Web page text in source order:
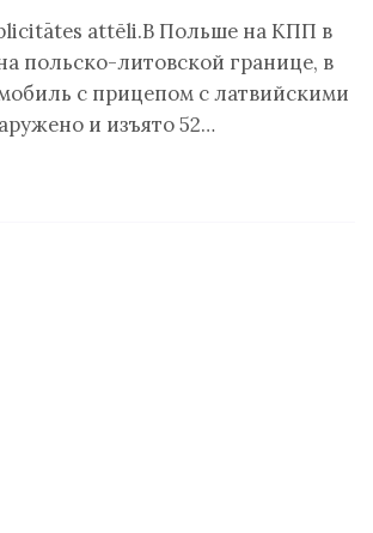
attēli.В Польше на КПП в
польско-литовской границе, в
с прицепом с латвийскими
и изъято 52…